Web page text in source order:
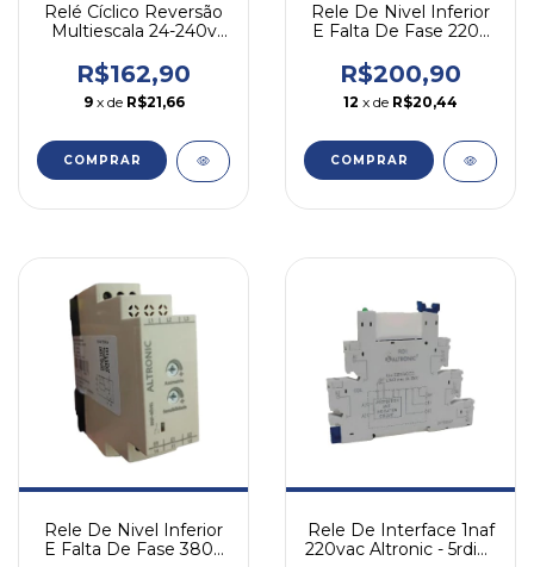
Relé Cíclico Reversão
Multiescala 24-240v
R$162,90
9 x de R$21,66
Rele De Nivel Inferior
E Falta De Fase 220v
R$200,90
12 x de R$20,44
Rele De Nivel Inferior
E Falta De Fase 380v
Rele De Interface 1naf
220vac Altronic - 5rdi22